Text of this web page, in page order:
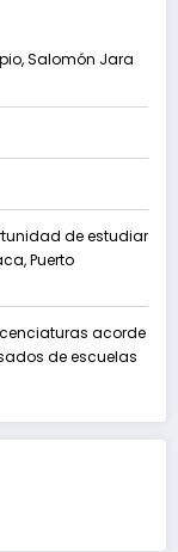
Salomón Jara
de estudiar
Puerto
acorde
de escuelas